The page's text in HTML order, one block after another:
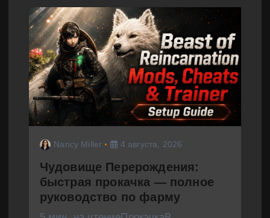
Nancy Miller 4 августа, 2026
Чудовище Перерождения:
быстрая прокачка — полное
руководство по фарму